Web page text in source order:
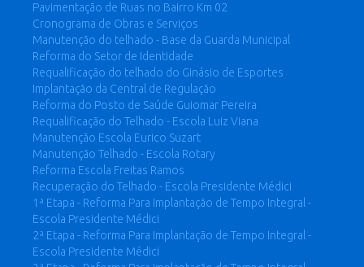
Pavimentação de Ruas no Bairro Km 02
Cronograma de Obras e Serviços
Manutenção do telhado - Base da Guarda Municipal
Reforma do Setor de Identidade
Requalificação do telhado do Ginásio de Esportes
Implantação da Central de Regulação
Reforma do Posto de Saúde Guiomar Pereira
Requalificação do Telhado - Escola Luiz Viana
Manutenção Escola Eurico Suzart
Manutenção Telhado - Escola Rotary
Reforma Escola Freitas Ramos
Recuperação do Telhado - Escola Presidente Médici
1ª Etapa - Reforma Para Implantação de Tempo Integral -
Escola Presidente Médici
2ª Etapa - Reforma Para Implantação de Tempo Integral -
Escola Presidente Médici